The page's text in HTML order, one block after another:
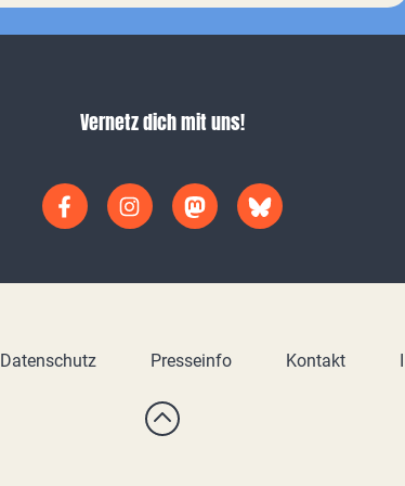
Vernetz dich mit uns!
Datenschutz Presseinfo Kontakt